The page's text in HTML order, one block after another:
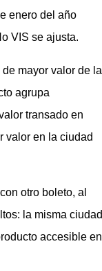
enero del año
VIS se ajusta.
mayor valor de la
agrupa
transado en
valor en la ciudad
otro boleto, al
la misma ciudad
accesible en